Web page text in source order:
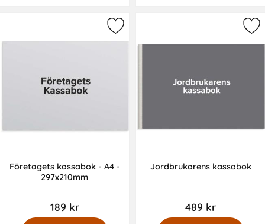
Företagets kassabok - A4 -
297x210mm
189 kr
Jordbrukarens kassabok
489 kr